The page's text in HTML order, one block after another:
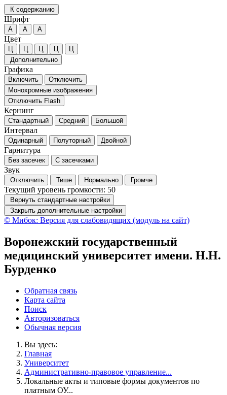
К содержанию
Шрифт
А А А
Цвет
Ц Ц Ц Ц
Ц
Дополнительно
Графика
Включить
Отключить
Монохромные изображения
Отключить Flash
Кернинг
Стандартный Средний Большой
Интервал
Одинарный Полуторный Двойной
Гарнитура
Без засечек С засечками
Звук
Отключить Тише Нормально Громче
Текущий уровень громкости: 50
Вернуть стандартные настройки
Закрыть дополнительные настройки
© Мибок: Версия для слабовидящих (модуль на сайт)
Воронежский государственный
медицинский университет имени. Н.Н.
Бурденко
Обратная связь
Карта сайта
Поиск
Авторизоваться
Обычная версия
Вы здесь:
Главная
Университет
Административно-правовое управление...
Локальные акты и типовые формы документов по
платным ОУ...